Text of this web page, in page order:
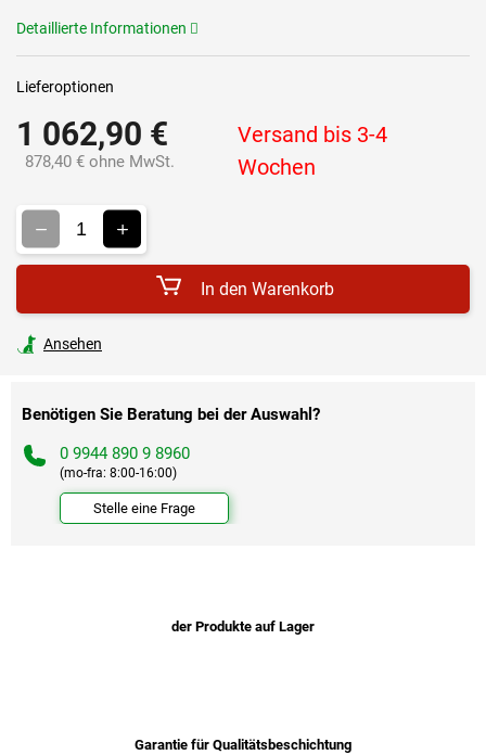
1 062,90 €
878,40 € ohne MwSt.
Versand bis 3-4
Wochen
Lieferoptionen
In den Warenkorb
Detaillierte Informationen
Ansehen
Benötigen Sie Beratung bei der Auswahl?
0 9944 890 9 8960
(mo-fra: 8:00-16:00)
Stelle eine Frage
der Produkte auf Lager
Garantie für Qualitätsbeschichtung